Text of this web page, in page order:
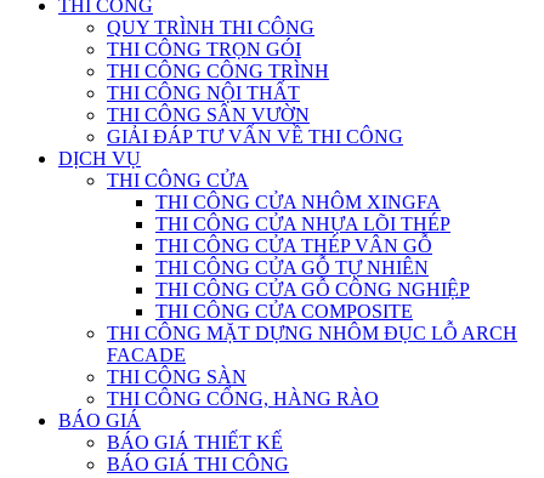
THI CÔNG
QUY TRÌNH THI CÔNG
THI CÔNG TRỌN GÓI
THI CÔNG CÔNG TRÌNH
THI CÔNG NỘI THẤT
THI CÔNG SÂN VƯỜN
GIẢI ĐÁP TƯ VẤN VỀ THI CÔNG
DỊCH VỤ
THI CÔNG CỬA
THI CÔNG CỬA NHÔM XINGFA
THI CÔNG CỬA NHỰA LÕI THÉP
THI CÔNG CỬA THÉP VÂN GỖ
THI CÔNG CỬA GỖ TỰ NHIÊN
THI CÔNG CỬA GỖ CÔNG NGHIỆP
THI CÔNG CỬA COMPOSITE
THI CÔNG MẶT DỰNG NHÔM ĐỤC LỖ ARCH
FACADE
THI CÔNG SÀN
THI CÔNG CỔNG, HÀNG RÀO
BÁO GIÁ
BÁO GIÁ THIẾT KẾ
BÁO GIÁ THI CÔNG